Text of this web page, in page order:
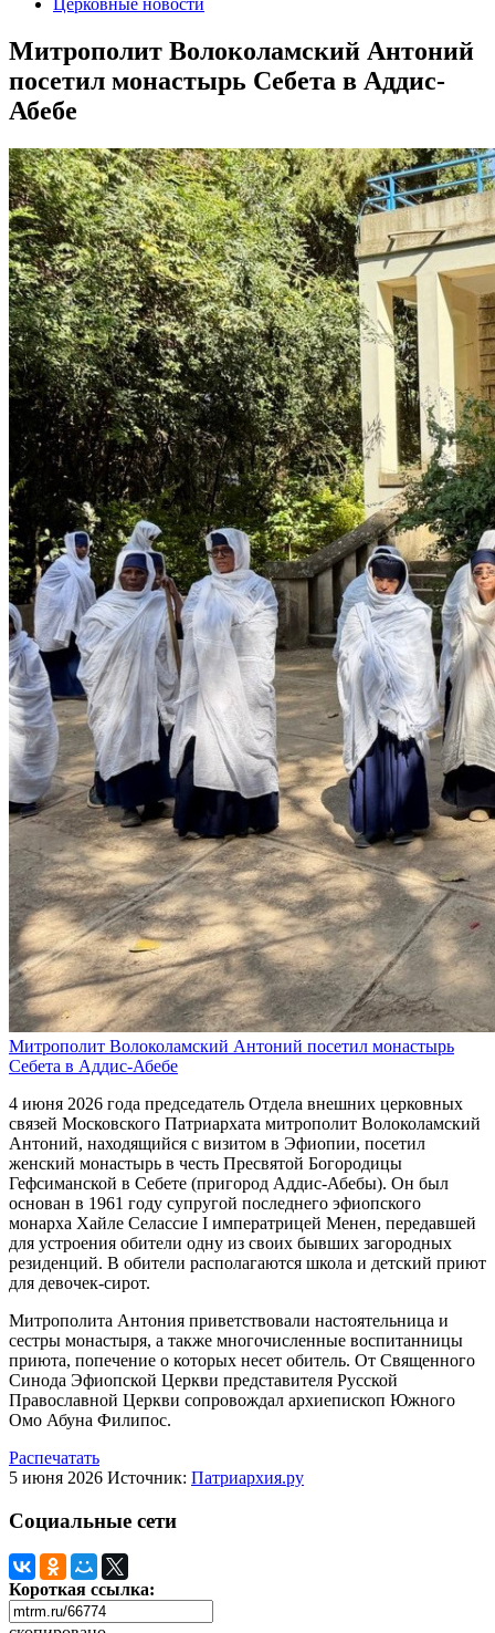
Церковные новости
Митрополит Волоколамский Антоний
посетил монастырь Себета в Аддис-
Абебе
Митрополит Волоколамский Антоний посетил монастырь
Себета в Аддис-Абебе
4 июня 2026 года председатель Отдела внешних церковных
связей Московского Патриархата митрополит Волоколамский
Антоний, находящийся с визитом в Эфиопии, посетил
женский монастырь в честь Пресвятой Богородицы
Гефсиманской в Себете (пригород Аддис-Абебы). Он был
основан в 1961 году супругой последнего эфиопского
монарха Хайле Селассие I императрицей Менен, передавшей
для устроения обители одну из своих бывших загородных
резиденций. В обители располагаются школа и детский приют
для девочек-сирот.
Митрополита Антония приветствовали настоятельница и
сестры монастыря, а также многочисленные воспитанницы
приюта, попечение о которых несет обитель. От Священного
Синода Эфиопской Церкви представителя Русской
Православной Церкви сопровождал архиепископ Южного
Омо Абуна Филипос.
Распечатать
5 июня 2026 Источник: Патриархия.ру
Социальные сети
Короткая ссылка: